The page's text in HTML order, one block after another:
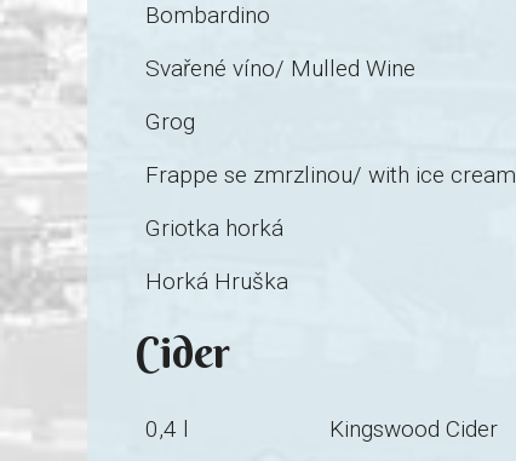
Bombardino
Svařené víno/ Mulled Wine
Grog
Frappe se zmrzlinou/ with ice cream
Griotka horká
Horká Hruška
Cider
0,4 l Kingswood Cider